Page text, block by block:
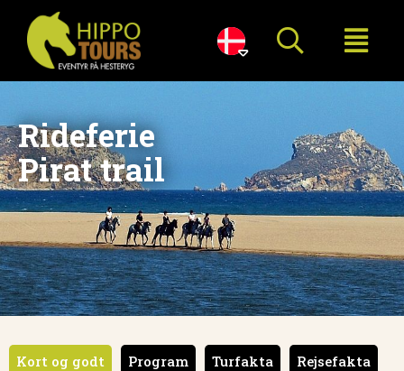

Rideferie
Pirat trail
Kort og godt Program Turfakta Rejsefakta